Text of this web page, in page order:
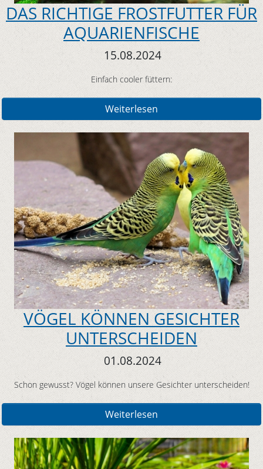
DAS RICHTIGE FROSTFUTTER FÜR
AQUARIENFISCHE
15.08.2024
Einfach cooler füttern:
Weiterlesen
VÖGEL KÖNNEN GESICHTER
UNTERSCHEIDEN
01.08.2024
Schon gewusst? Vögel können unsere Gesichter unterscheiden!
Weiterlesen